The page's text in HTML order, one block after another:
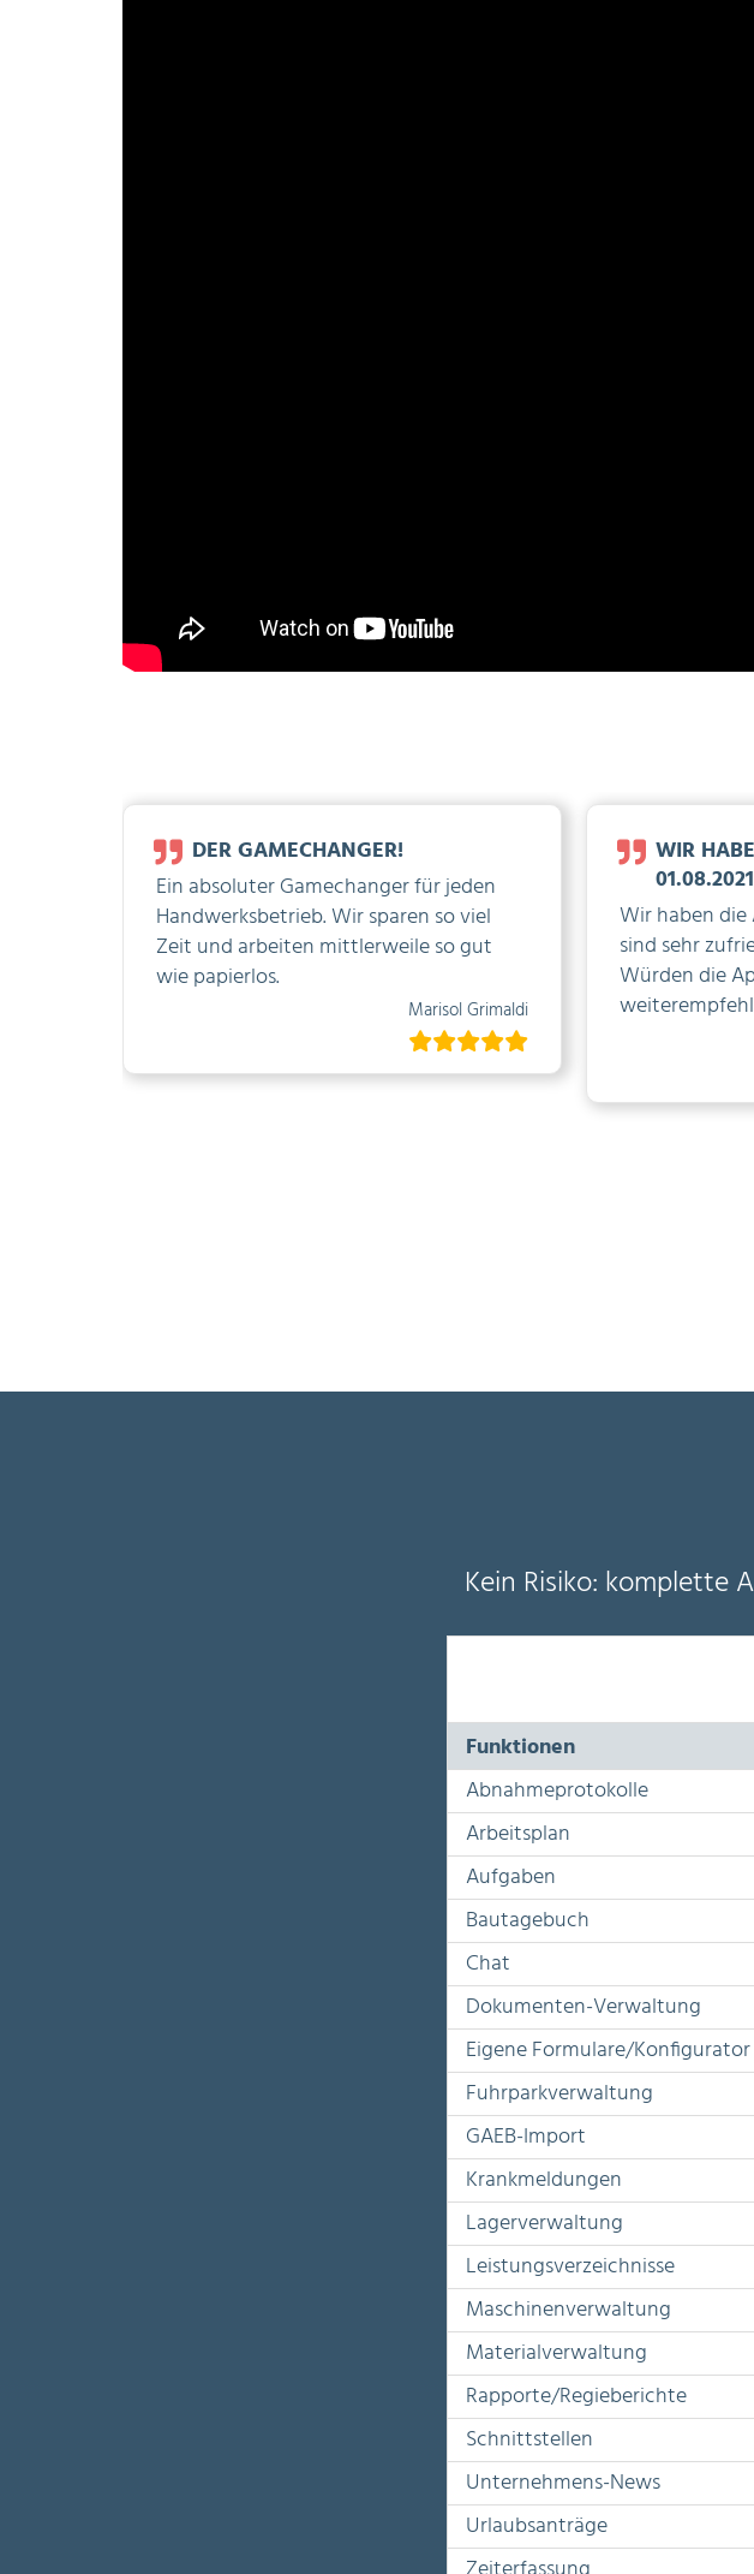
DER GAMECHANGER!
Ein absoluter Gamechanger für jeden
Handwerksbetrieb. Wir sparen so viel
Zeit und arbeiten mittlerweile so gut
wie papierlos.
Marisol Grimaldi
WIR
01.08.2021
Wir haben die
sind sehr
Würden die
Kein Risiko: komplette
Funktionen
Abnahmeprotokolle
Arbeitsplan
Aufgaben
Bautagebuch
Chat
Dokumenten-Verwaltung
Eigene Formulare/Konfigurator
Fuhrparkverwaltung
GAEB-Import
Krankmeldungen
Lagerverwaltung
Leistungsverzeichnisse
Maschinenverwaltung
Materialverwaltung
Rapporte/Regieberichte
Schnittstellen
Unternehmens-News
Urlaubsanträge